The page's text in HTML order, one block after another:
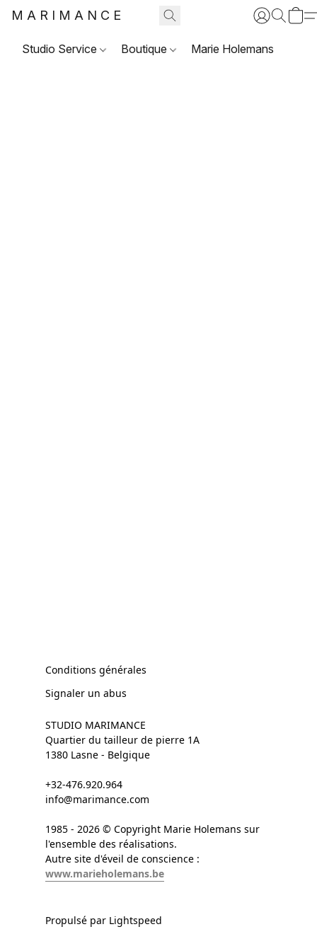
MARIMANCE
Studio Service Boutique Marie Holemans
Conditions générales
Signaler un abus
STUDIO MARIMANCE
Quartier du tailleur de pierre 1A
1380 Lasne - Belgique
+32-476.920.964
info@marimance.com
1985 - 2026 © Copyright Marie Holemans sur
l'ensemble des réalisations.
Autre site d'éveil de conscience :
www.marieholemans.be
Propulsé par Lightspeed